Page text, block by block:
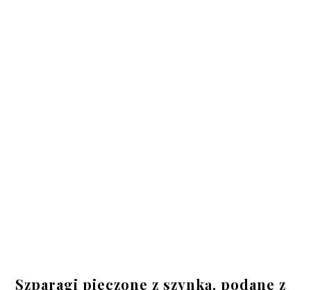
Szparagi pieczone z szynką, podane z